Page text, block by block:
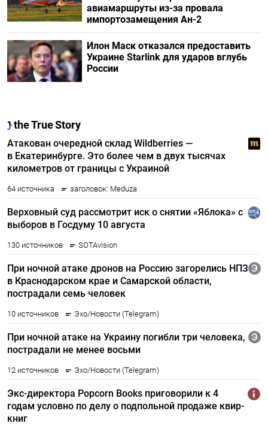
авиамаршруты из-за провала
импортозамещения Ан-2
Илон Маск отказался предоставить
Украине Starlink для ударов вглубь
России